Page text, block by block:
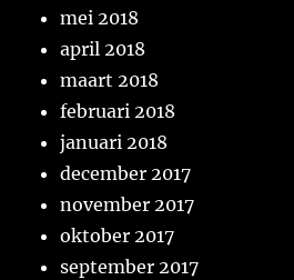
mei 2018
april 2018
maart 2018
februari 2018
januari 2018
december 2017
november 2017
oktober 2017
september 2017